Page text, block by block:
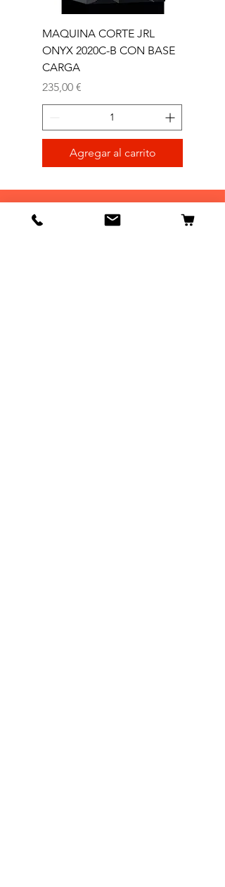
MAQUINA CORTE JRL
ONYX 2020C-B CON BASE
CARGA
Precio
235,00 €
Agregar al carrito